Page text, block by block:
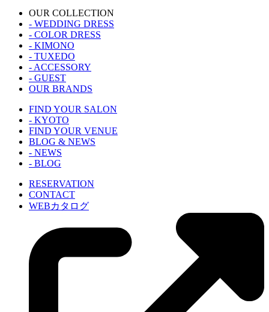
OUR COLLECTION
- WEDDING DRESS
- COLOR DRESS
- KIMONO
- TUXEDO
- ACCESSORY
- GUEST
OUR BRANDS
FIND YOUR SALON
- KYOTO
FIND YOUR VENUE
BLOG & NEWS
- NEWS
- BLOG
RESERVATION
CONTACT
WEBカタログ